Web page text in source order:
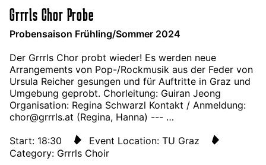
Grrrls Chor Probe
Probensaison Frühling/Sommer 2024
Der Grrrls Chor probt wieder! Es werden neue
Arrangements von Pop-/Rockmusik aus der Feder von
Ursula Reicher gesungen und für Auftritte in Graz und
Umgebung geprobt. Chorleitung: Guiran Jeong
Organisation: Regina Schwarzl Kontakt / Anmeldung:
chor@grrrls.at (Regina, Hanna) --- …
Start: 18:30
Event Location: TU Graz
Category: Grrrls Choir